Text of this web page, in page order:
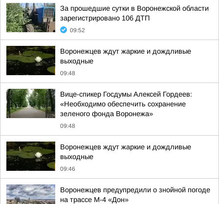
За прошедшие сутки в Воронежской области
зарегистрировано 106 ДТП
09:52
Воронежцев ждут жаркие и дождливые
выходные
09:48
Вице-спикер Госдумы Алексей Гордеев:
«Необходимо обеспечить сохранение
зеленого фонда Воронежа»
09:48
Воронежцев ждут жаркие и дождливые
выходные
09:46
Воронежцев предупредили о знойной погоде
на трассе М-4 «Дон»